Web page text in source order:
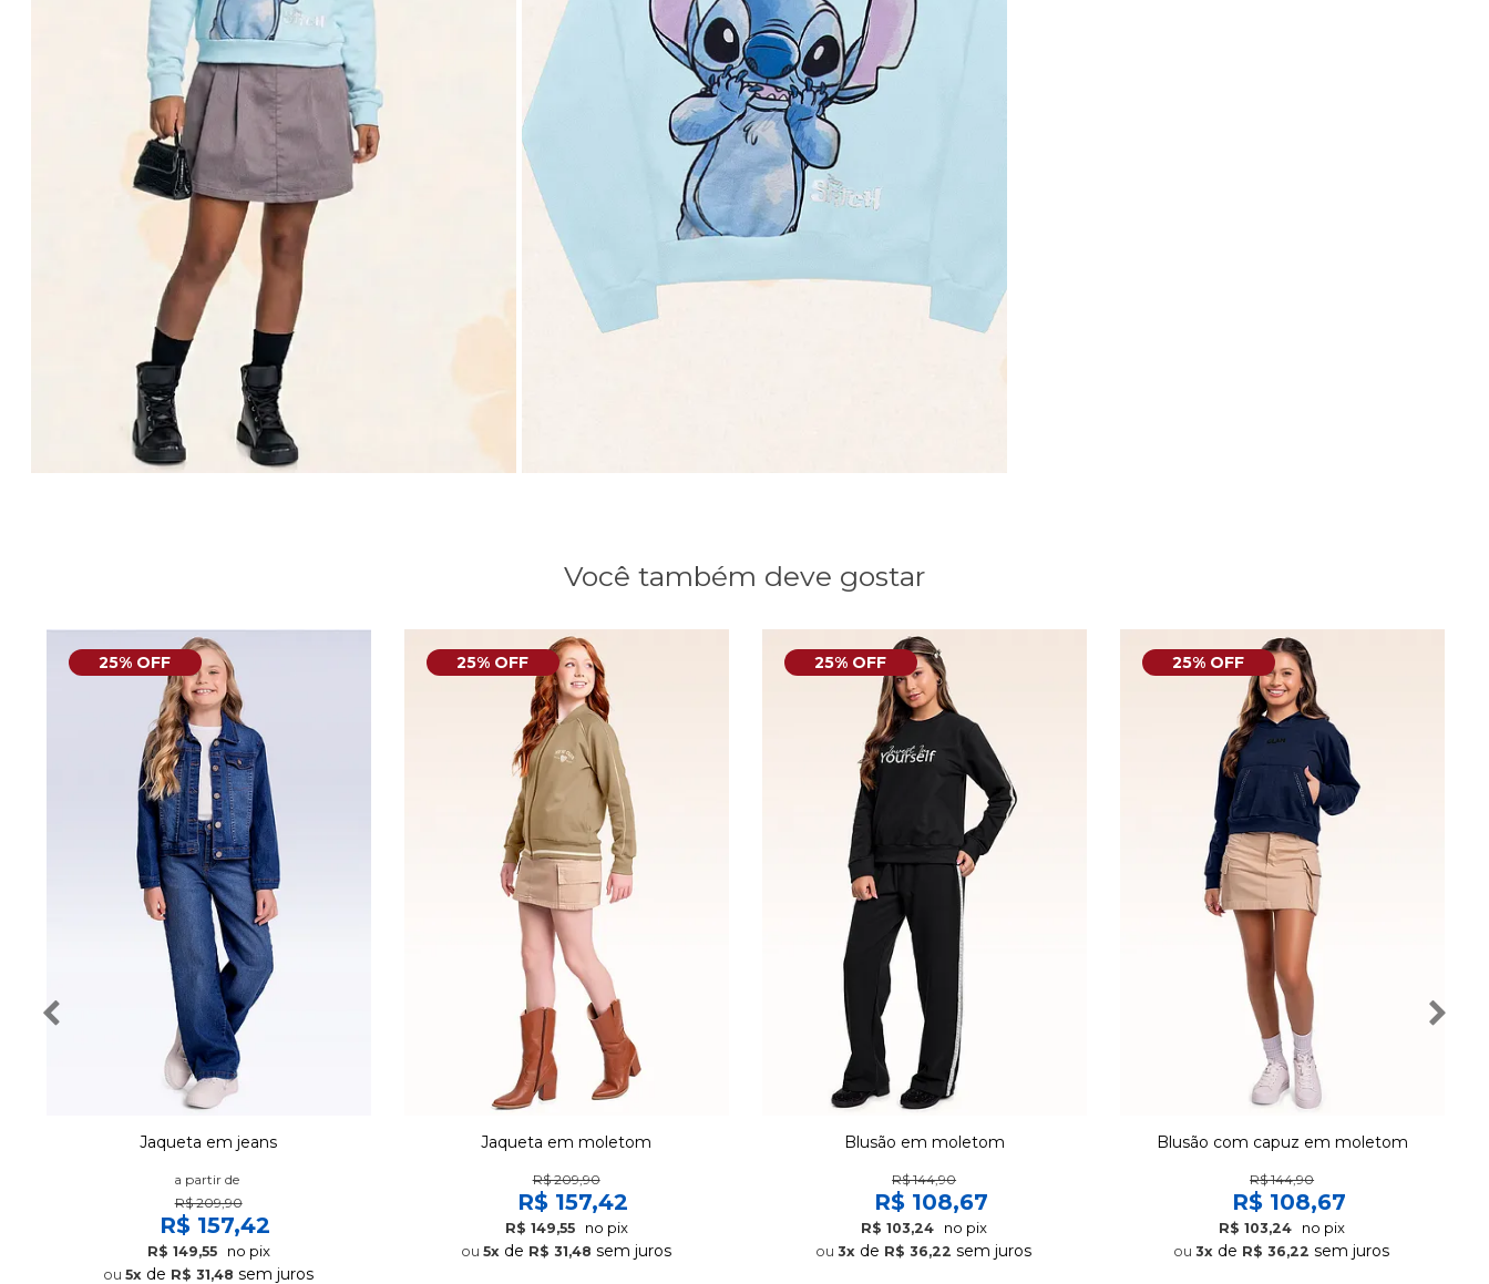
Você também deve gostar
25% OFF
Jaqueta em jeans
a partir de
R$ 209,90
R$ 157,42
R$ 149,55 no pix
5xde R$ 31,48 sem juros
25% OFF
Jaqueta em moletom
R$ 209,90
R$ 157,42
R$ 149,55 no pix
5xde R$ 31,48 sem juros
25% OFF
Blusão em moletom
R$ 144,90
R$ 108,67
R$ 103,24 no pix
3x de R$ 36,22 sem juros
25% OFF
Blusão com capuz em moletom
R$ 144,90
R$ 108,67
R$ 103,24 no pix
3x de R$ 36,22 sem juros